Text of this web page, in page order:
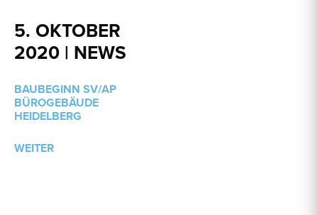
5. OKTOBER
2020 | NEWS
BAUBEGINN SV/AP
BÜROGEBÄUDE
HEIDELBERG
WEITER